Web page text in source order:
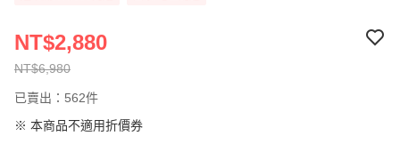
NT$6,980
NT$2,880
已賣出：562件
※ 本商品不適用折價券